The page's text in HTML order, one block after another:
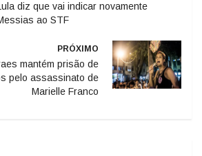
diz que vai indicar novamente
ao STF
PRÓXIMO
mantém prisão de
pelo assassinato de
Marielle Franco